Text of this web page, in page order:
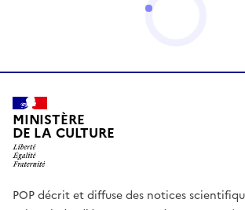
MINISTÈRE
DE LA CULTURE
POP décrit et diffuse des notices